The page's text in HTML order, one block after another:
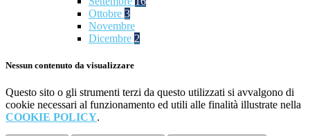
Ottobre 3
Novembre
Dicembre 2
Nessun contenuto da visualizzare
Questo sito o gli strumenti terzi da questo utilizzati si avvalgono di
cookie necessari al funzionamento ed utili alle finalità illustrate nella
COOKIE POLICY.